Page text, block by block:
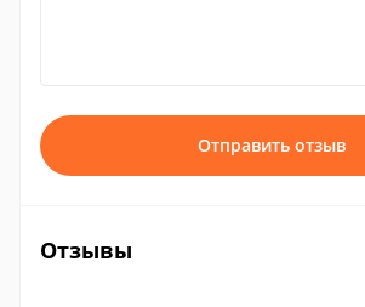
Отправить отзыв
Отзывы